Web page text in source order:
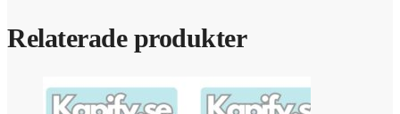
Relaterade produkter